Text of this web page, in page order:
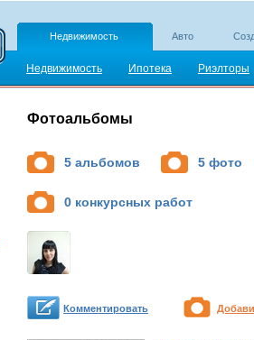
Недвижимость Авто
Недвижимость Ипотека Риэлторы
Фотоальбомы
5 альбомов 5 фото
0 конкурсных работ
Комментировать